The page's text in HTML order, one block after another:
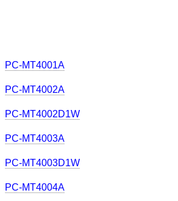
PC-MT4001A
PC-MT4002A
PC-MT4002D1W
PC-MT4003A
PC-MT4003D1W
PC-MT4004A